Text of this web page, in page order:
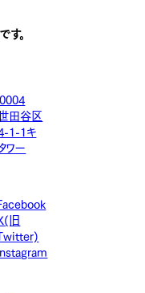
す。
田谷区
1-1キ
ワー
旧